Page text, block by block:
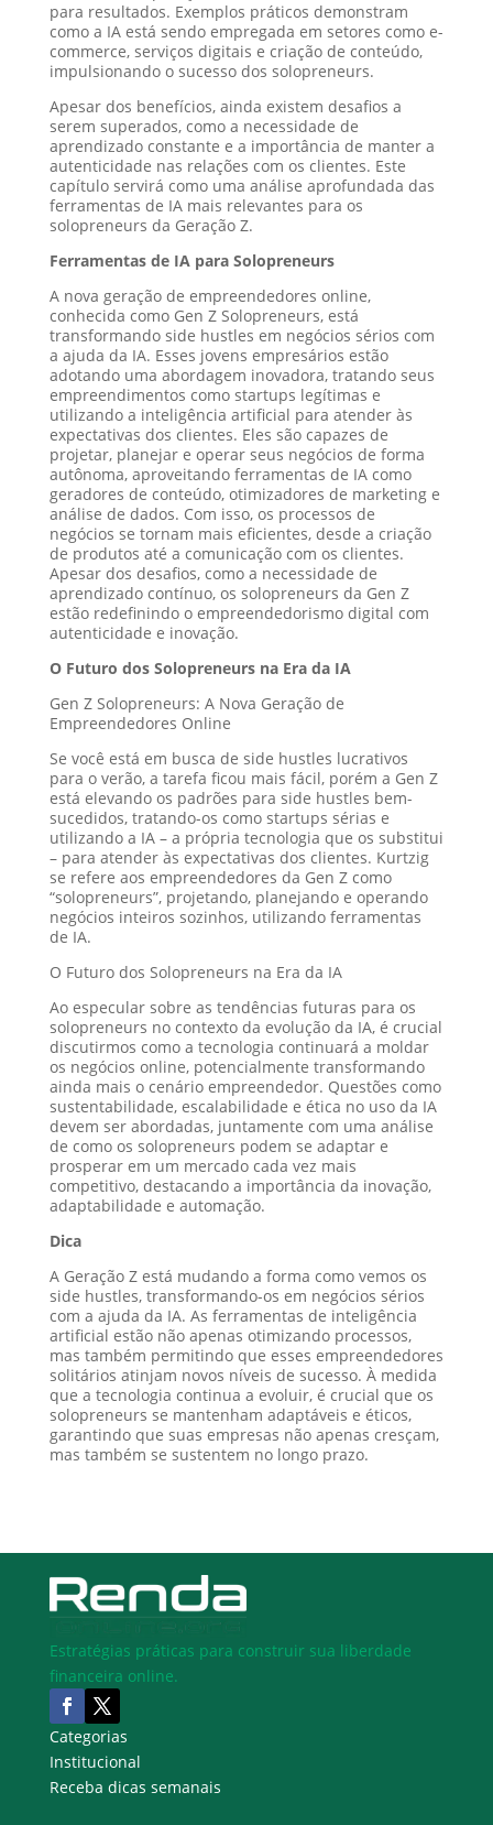
para resultados. Exemplos práticos demonstram
como a IA está sendo empregada em setores como e-
commerce, serviços digitais e criação de conteúdo,
impulsionando o sucesso dos solopreneurs.
Apesar dos benefícios, ainda existem desafios a
serem superados, como a necessidade de
aprendizado constante e a importância de manter a
autenticidade nas relações com os clientes. Este
capítulo servirá como uma análise aprofundada das
ferramentas de IA mais relevantes para os
solopreneurs da Geração Z.
Ferramentas de IA para Solopreneurs
A nova geração de empreendedores online,
conhecida como Gen Z Solopreneurs, está
transformando side hustles em negócios sérios com
a ajuda da IA. Esses jovens empresários estão
adotando uma abordagem inovadora, tratando seus
empreendimentos como startups legítimas e
utilizando a inteligência artificial para atender às
expectativas dos clientes. Eles são capazes de
projetar, planejar e operar seus negócios de forma
autônoma, aproveitando ferramentas de IA como
geradores de conteúdo, otimizadores de marketing e
análise de dados. Com isso, os processos de
negócios se tornam mais eficientes, desde a criação
de produtos até a comunicação com os clientes.
Apesar dos desafios, como a necessidade de
aprendizado contínuo, os solopreneurs da Gen Z
estão redefinindo o empreendedorismo digital com
autenticidade e inovação.
O Futuro dos Solopreneurs na Era da IA
Gen Z Solopreneurs: A Nova Geração de
Empreendedores Online
Se você está em busca de side hustles lucrativos
para o verão, a tarefa ficou mais fácil, porém a Gen Z
está elevando os padrões para side hustles bem-
sucedidos, tratando-os como startups sérias e
utilizando a IA – a própria tecnologia que os substitui
– para atender às expectativas dos clientes. Kurtzig
se refere aos empreendedores da Gen Z como
“solopreneurs”, projetando, planejando e operando
negócios inteiros sozinhos, utilizando ferramentas
de IA.
O Futuro dos Solopreneurs na Era da IA
Ao especular sobre as tendências futuras para os
solopreneurs no contexto da evolução da IA, é crucial
discutirmos como a tecnologia continuará a moldar
os negócios online, potencialmente transformando
ainda mais o cenário empreendedor. Questões como
sustentabilidade, escalabilidade e ética no uso da IA
devem ser abordadas, juntamente com uma análise
de como os solopreneurs podem se adaptar e
prosperar em um mercado cada vez mais
competitivo, destacando a importância da inovação,
adaptabilidade e automação.
Dica
A Geração Z está mudando a forma como vemos os
side hustles, transformando-os em negócios sérios
com a ajuda da IA. As ferramentas de inteligência
artificial estão não apenas otimizando processos,
mas também permitindo que esses empreendedores
solitários atinjam novos níveis de sucesso. À medida
que a tecnologia continua a evoluir, é crucial que os
solopreneurs se mantenham adaptáveis e éticos,
garantindo que suas empresas não apenas cresçam,
mas também se sustentem no longo prazo.
Estratégias práticas para construir sua liberdade
financeira online.
Categorias
Institucional
Receba dicas semanais